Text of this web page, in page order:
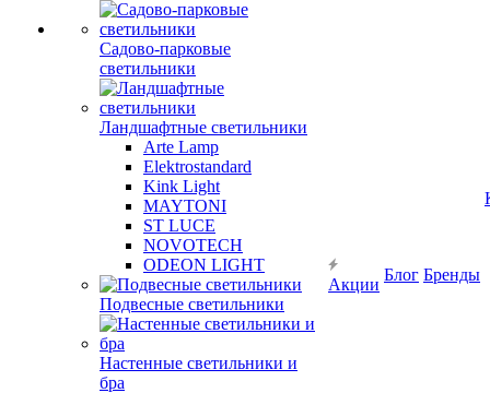
Садово-парковые
светильники
Ландшафтные светильники
Arte Lamp
Elektrostandard
Kink Light
MAYTONI
ST LUCE
NOVOTECH
ODEON LIGHT
Подвесные светильники
Настенные светильники и
бра
Акции
Блог Бренды